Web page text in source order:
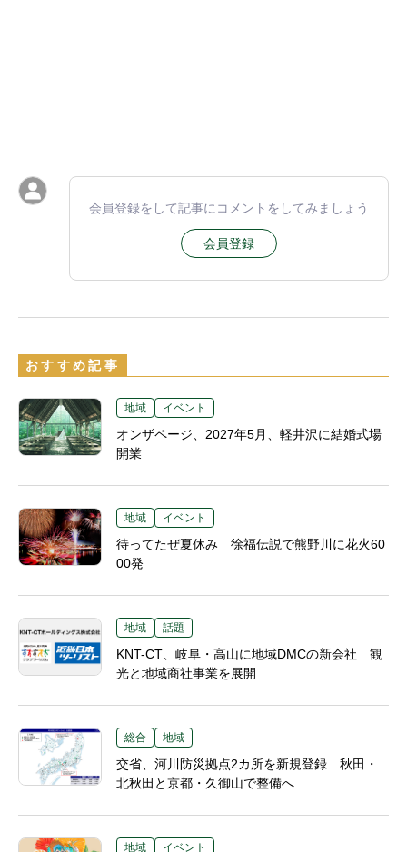
会員登録をして記事にコメントをしてみましょう
会員登録
おすすめ記事
地域 イベント
オンザページ、2027年5月、軽井沢に結婚式場
開業
地域 イベント
待ってたぜ夏休み 徐福伝説で熊野川に花火60
00発
地域 話題
KNT-CT、岐阜・高山に地域DMCの新会社 観
光と地域商社事業を展開
総合 地域
交省、河川防災拠点2カ所を新規登録 秋田・
北秋田と京都・久御山で整備へ
地域 イベント